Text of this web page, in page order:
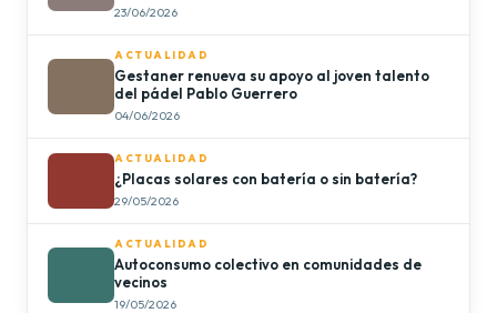
23/06/2026
ACTUALIDAD
Gestaner renueva su apoyo al joven talento
del pádel Pablo Guerrero
04/06/2026
ACTUALIDAD
¿Placas solares con batería o sin batería?
29/05/2026
ACTUALIDAD
Autoconsumo colectivo en comunidades de
vecinos
19/05/2026